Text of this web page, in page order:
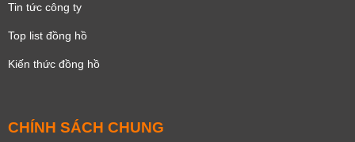
Tin tức công ty
Top list đồng hồ
Kiến thức đồng hồ
CHÍNH SÁCH CHUNG